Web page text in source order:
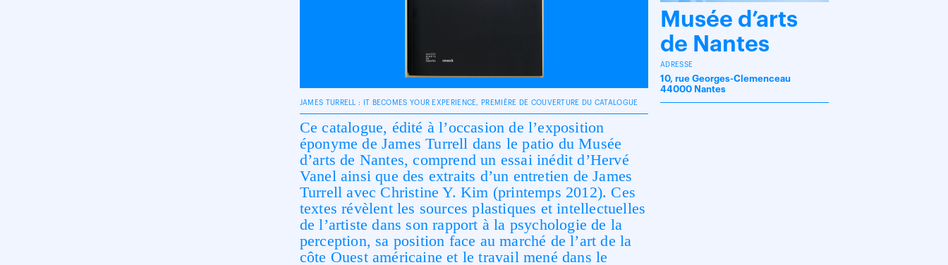
JAMES TURRELL : IT BECOMES YOUR EXPERIENCE, PREMIÈRE DE COUVERTURE DU CATALOGUE
Ce catalogue, édité à l’occasion de l’exposition
éponyme de James Turrell dans le patio du Musée
d’arts de Nantes, comprend un essai inédit d’Hervé
Vanel ainsi que des extraits d’un entretien de James
Turrell avec Christine Y. Kim (printemps 2012). Ces
textes révèlent les sources plastiques et intellectuelles
de l’artiste dans son rapport à la psychologie de la
perception, sa position face au marché de l’art de la
côte Ouest américaine et le travail mené dans le
Musée d’arts
de Nantes
ADRESSE
10, rue Georges-Clemenceau
44000 Nantes